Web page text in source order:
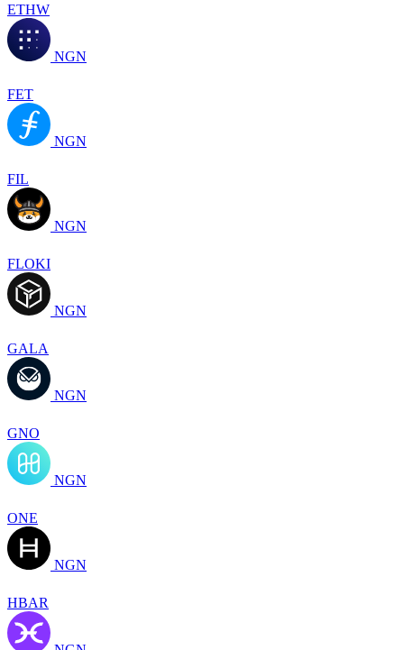
ETHW
NGN
FET
NGN
FIL
NGN
FLOKI
NGN
GALA
NGN
GNO
NGN
ONE
NGN
HBAR